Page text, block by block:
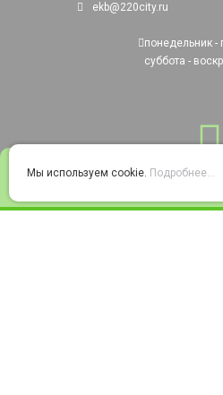
Войти
ekb@220city.ru
понедельник -
суббота -
Мы используем cookie. Подробнее...